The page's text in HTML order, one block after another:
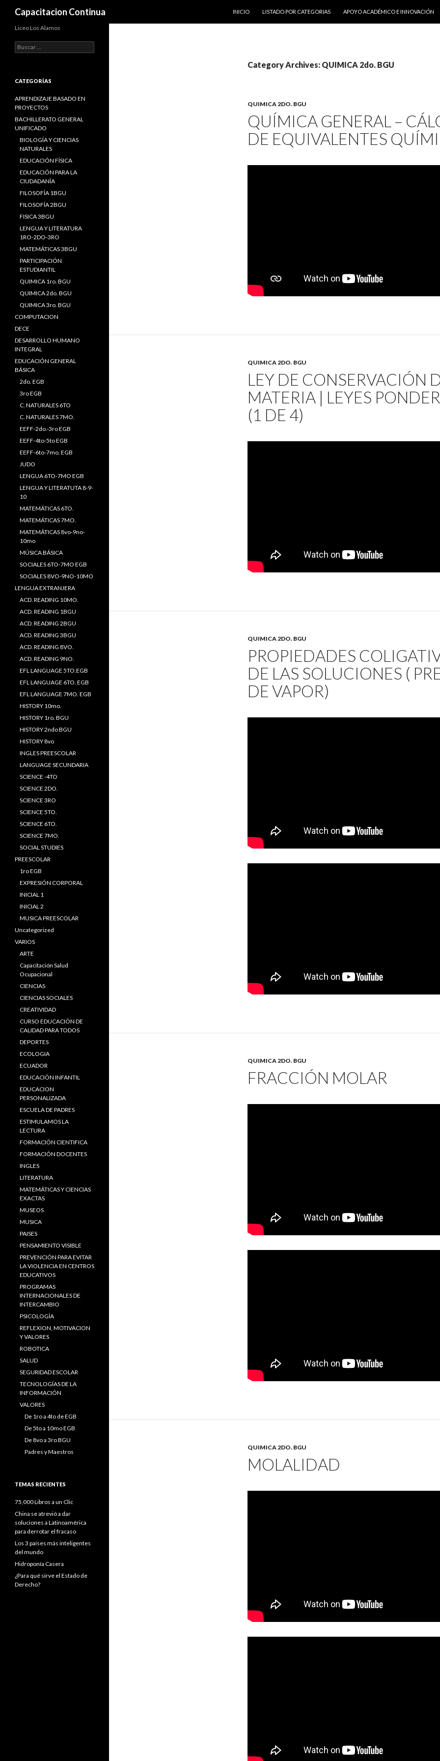
Capacitacion Continua
INICIO
LISTADO POR CATEGORIAS APOYO ACADÉMICO E INNOVACIÓN
Category Archives: QUIMICA 2do. BGU
QUIMICA 2DO. BGU
QUÍMICA GENERAL –
DE EQUIVALENTES
QUIMICA 2DO. BGU
LEY DE CONSERVACIÓN
MATERIA | LEYES
(1 DE 4)
QUIMICA 2DO. BGU
PROPIEDADES
DE LAS SOLUCIONES (
DE VAPOR)
QUIMICA 2DO. BGU
FRACCIÓN MOLAR
QUIMICA 2DO. BGU
MOLALIDAD
Liceo Los Alamos
B
u
a
:
CATEGORÍAS
APRENDIZAJE BASADO EN
PROYECTOS
BACHILLERATO GENERAL
UNIFICADO
BIOLOGÍA Y CIENCIAS
NATURALES
EDUCACIÓN FÍSICA
EDUCACIÓN PARA LA
CIUDADANÍA
FILOSOFÍA 1BGU
FILOSOFÍA 2BGU
FISICA 3BGU
LENGUA Y LITERATURA
1RO-2DO-3RO
MATEMÁTICAS 3BGU
PARTICIPACIÓN
ESTUDIANTIL
QUIMICA 1ro. BGU
QUIMICA 2do. BGU
QUIMICA 3ro. BGU
COMPUTACION
DECE
DESARROLLO HUMANO
INTEGRAL
EDUCACIÓN GENERAL
BÁSICA
2do. EGB
3ro EGB
C. NATURALES 6TO
C. NATURALES 7MO.
EEFF-2do.-3ro EGB
EEFF-4to-5to EGB
EEFF-6to-7mo. EGB
JUDO
LENGUA 6TO-7MO EGB
LENGUA Y LITERATUTA 8-9-
10
MATEMÁTICAS 6TO.
MATEMÁTICAS 7MO.
MATEMÁTICAS 8vo-9no-
10mo
MÚSICA BÁSICA
SOCIALES 6TO-7MO EGB
SOCIALES 8VO-9NO-10MO
LENGUA EXTRANJERA
ACD. READING 10MO.
ACD. READING 1BGU
ACD. READING 2BGU
ACD. READING 3BGU
ACD. READING 8VO.
ACD. READING 9NO.
EFL LANGUAGE 5TO.EGB
EFL LANGUAGE 6TO. EGB
EFL LANGUAGE 7MO. EGB
HISTORY 10mo.
HISTORY 1ro. BGU
HISTORY 2ndo BGU
HISTORY 8vo
INGLES PREESCOLAR
LANGUAGE SECUNDARIA
SCIENCE -4TO
SCIENCE 2DO.
SCIENCE 3RO
SCIENCE 5TO.
SCIENCE 6TO.
SCIENCE 7MO.
SOCIAL STUDIES
PREESCOLAR
1ro EGB
EXPRESIÓN CORPORAL
INICIAL 1
INICIAL 2
MUSICA PREESCOLAR
Uncategorized
VARIOS
ARTE
Capacitación Salud
Ocupacional
CIENCIAS
CIENCIAS SOCIALES
CREATIVIDAD
CURSO EDUCACIÓN DE
CALIDAD PARA TODOS
DEPORTES
ECOLOGIA
ECUADOR
EDUCACIÓN INFANTIL
EDUCACION
PERSONALIZADA
ESCUELA DE PADRES
ESTIMULAMOS LA
LECTURA
FORMACIÓN CIENTIFICA
FORMACIÓN DOCENTES
INGLES
LITERATURA
MATEMÁTICAS Y CIENCIAS
EXACTAS
MUSEOS
MUSICA
PAISES
PENSAMIENTO VISIBLE
PREVENCIÓN PARA EVITAR
LA VIOLENCIA EN CENTROS
EDUCATIVOS
PROGRAMAS
INTERNACIONALES DE
INTERCAMBIO
PSICOLOGÍA
REFLEXION, MOTIVACION
Y VALORES
ROBOTICA
SALUD
SEGURIDAD ESCOLAR
TECNOLOGÍAS DE LA
INFORMACIÓN
VALORES
De 1ro a 4to de EGB
De 5to a 10mo EGB
De 8vo a 3ro BGU
Padres y Maestros
TEMAS RECIENTES
75,000 Libros a un Clic
China se atrevió a dar
soluciones a Latinoamérica
para derrotar el fracaso
Los 3 países más inteligentes
del mundo
Hidroponía Casera
¿Para qué sirve el Estado de
Derecho?